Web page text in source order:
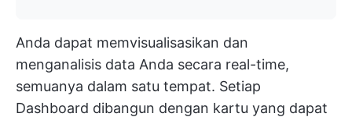
Anda dapat memvisualisasikan dan
menganalisis data Anda secara real-time,
semuanya dalam satu tempat. Setiap
Dashboard dibangun dengan kartu yang dapat